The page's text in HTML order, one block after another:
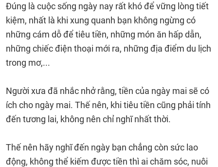
Đúng là cuộc sống ngày nay rất khó để vững lòng tiết
kiệm, nhất là khi xung quanh bạn không ngừng có
những cám dỗ để tiêu tiền, những món ăn hấp dẫn,
những chiếc điện thoại mới ra, những địa điểm du lịch
trong mơ,...
Người xưa đã nhắc nhở rằng, tiền của ngày mai sẽ có
ích cho ngày mai. Thế nên, khi tiêu tiền cũng phải tính
đến tương lai, không nên chỉ nghĩ nhất thời.
Thế nên hãy nghĩ đến ngày bạn chẳng còn sức lao
động, không thể kiếm được tiền thì ai chăm sóc, nuôi